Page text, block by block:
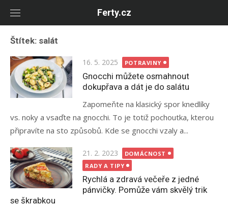
Ferty.cz
Štítek: salát
Posted
on
16. 5. 2025 POTRAVINY
Gnocchi můžete osmahnout
dokupřava a dát je do salátu
Zapomeňte na klasický spor knedlíky
vs. noky a vsaďte na gnocchi. To je totiž pochoutka, kterou
připravíte na sto způsobů. Kde se gnocchi vzaly a...
Posted
on
21. 2. 2023
DOMÁCNOST
RADY A TIPY
Rychlá a zdravá večeře z jedné
pánvičky. Pomůže vám skvělý trik
se škrabkou